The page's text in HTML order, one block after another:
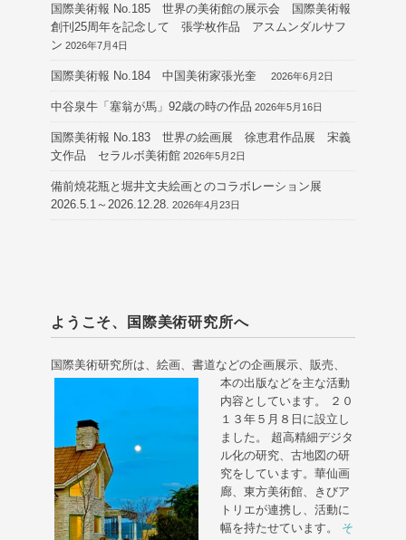
国際美術報 No.185 世界の美術館の展示会 国際美術報
創刊25周年を記念して 張学枚作品 アスムンダルサフ
ン 2026年7月4日
国際美術報 No.184 中国美術家張光奎 2026年6月2日
中谷泉牛「塞翁が馬」92歳の時の作品 2026年5月16日
国際美術報 No.183 世界の絵画展 徐恵君作品展 宋義
文作品 セラルボ美術館 2026年5月2日
備前焼花瓶と堀井文夫絵画とのコラボレーション展
2026.5.1～2026.12.28. 2026年4月23日
ようこそ、国際美術研究所へ
国際美術研究所は、絵画、書道などの企画展示、販売、
本の出版などを主な活動
内容としています。 ２０
１３年５月８日に設立し
ました。 超高精細デジタ
ル化の研究、古地図の研
究をしています。華仙画
廊、東方美術館、きびア
トリエが連携し、活動に
幅を持たせています。 そ